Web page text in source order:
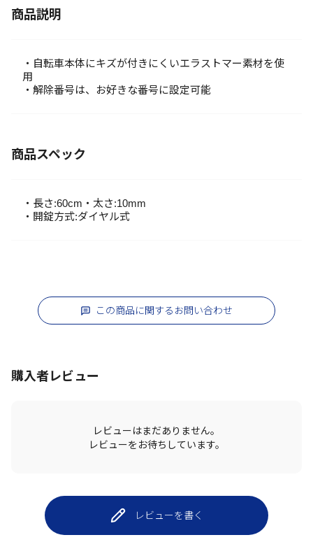
商品説明
・自転車本体にキズが付きにくいエラストマー素材を使
用
・解除番号は、お好きな番号に設定可能
商品スペック
・長さ:60cm・太さ:10mm
・開錠方式:ダイヤル式
この商品に関するお問い合わせ
購入者レビュー
レビューはまだありません。
レビューをお待ちしています。
レビューを書く